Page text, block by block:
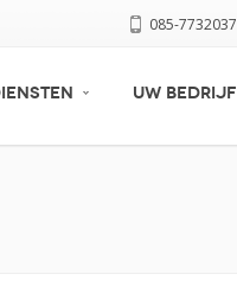
085-7732037
UW BEDRIJF